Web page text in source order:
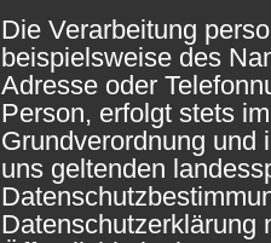
Die Verarbeitung
beispielsweise des
Adresse oder
Person, erfolgt stets
Grundverordnung und
uns geltenden
Datenschutzerklärung